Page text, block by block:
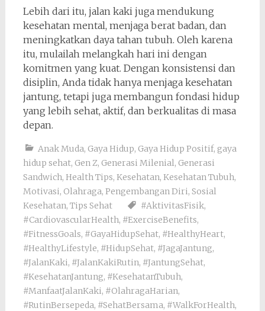
Lebih dari itu, jalan kaki juga mendukung
kesehatan mental, menjaga berat badan, dan
meningkatkan daya tahan tubuh. Oleh karena
itu, mulailah melangkah hari ini dengan
komitmen yang kuat. Dengan konsistensi dan
disiplin, Anda tidak hanya menjaga kesehatan
jantung, tetapi juga membangun fondasi hidup
yang lebih sehat, aktif, dan berkualitas di masa
depan.
Anak Muda, Gaya Hidup, Gaya Hidup Positif, gaya
hidup sehat, Gen Z, Generasi Milenial, Generasi
Sandwich, Health Tips, Kesehatan, Kesehatan Tubuh,
Motivasi, Olahraga, Pengembangan Diri, Sosial
Kesehatan, Tips Sehat #AktivitasFisik,
#CardiovascularHealth, #ExerciseBenefits,
#FitnessGoals, #GayaHidupSehat, #HealthyHeart,
#HealthyLifestyle, #HidupSehat, #JagaJantung,
#JalanKaki, #JalanKakiRutin, #JantungSehat,
#KesehatanJantung, #KesehatanTubuh,
#ManfaatJalanKaki, #OlahragaHarian,
#RutinBersepeda, #SehatBersama, #WalkForHealth,